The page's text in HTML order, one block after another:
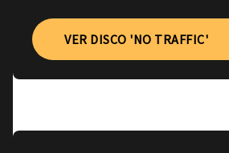
VER DISCO 'NO TRAFFIC'